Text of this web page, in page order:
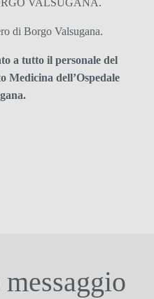
VALSUGANA.
di Borgo Valsugana.
a tutto il personale del
Medicina dell’Ospedale